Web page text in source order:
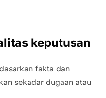
keputusan
fakta dan
sekadar dugaan atau